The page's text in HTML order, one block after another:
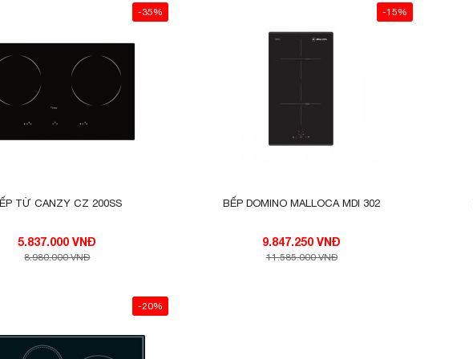
-35%
TỪ CANZY CZ 200SS
5.837.000 VNĐ
8.980.000 VNĐ
-15%
BẾP DOMINO MALLOCA MDI 302
9.847.250 VNĐ
11.585.000 VNĐ
-20%